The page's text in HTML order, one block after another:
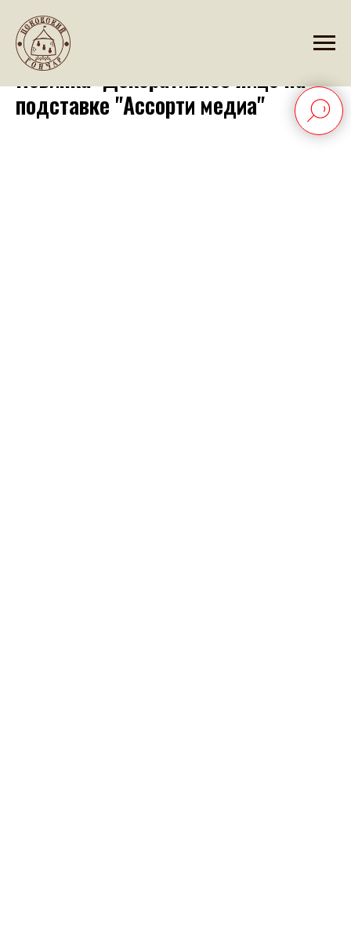
2026-06-24 09:45
️Новинка: Декоративное яйцо на
подставке "Ассорти медиа"